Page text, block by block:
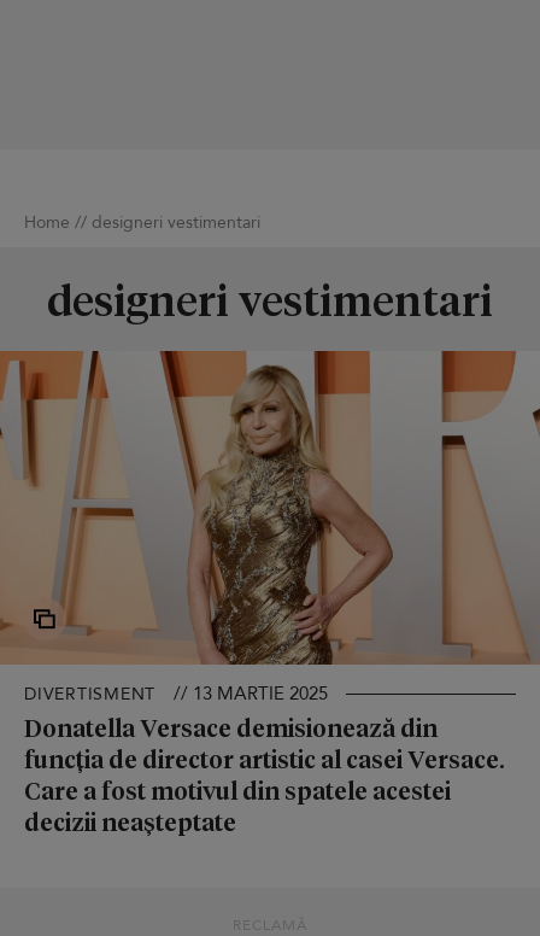
Home // designeri vestimentari
designeri vestimentari
DIVERTISMENT // 13 MARTIE 2025
Donatella Versace demisionează din
funcţia de director artistic al casei Versace.
Care a fost motivul din spatele acestei
decizii neașteptate
RECLAMĂ